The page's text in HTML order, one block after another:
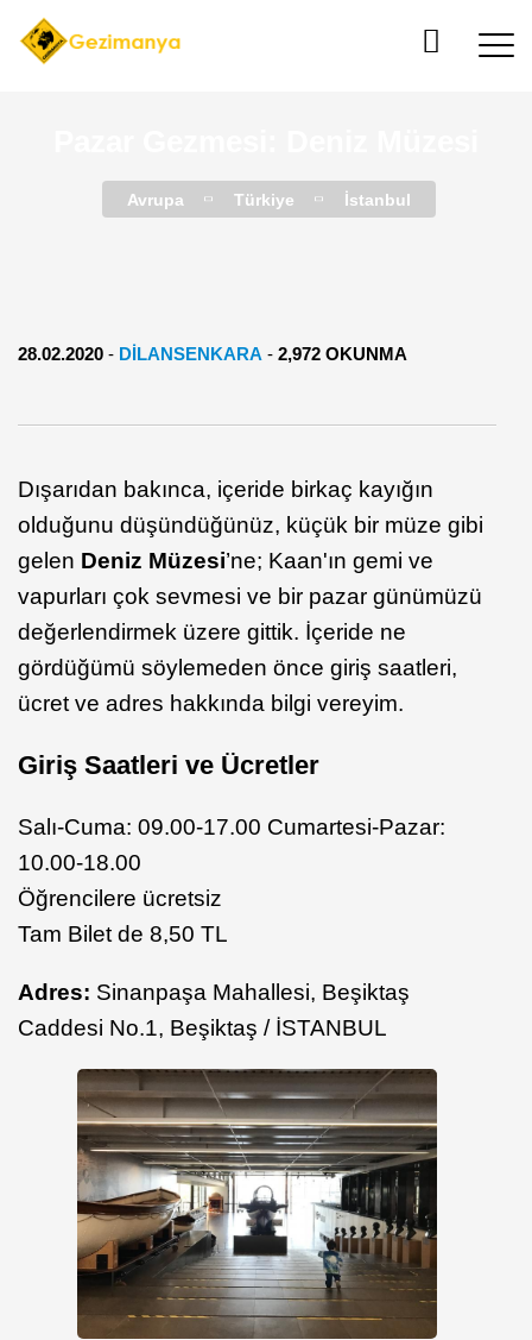
Avrupa Türkiye İstanbul
28.02.2020 - DILANSENKARA - 2,972 OKUNMA
Dışarıdan bakınca, içeride birkaç kayığın
olduğunu düşündüğünüz, küçük bir müze gibi
gelen Deniz Müzesi’ne; Kaan'ın gemi ve
vapurları çok sevmesi ve bir pazar günümüzü
değerlendirmek üzere gittik. İçeride ne
gördüğümü söylemeden önce giriş saatleri,
ücret ve adres hakkında bilgi vereyim.
Giriş Saatleri ve Ücretler
Salı-Cuma: 09.00-17.00 Cumartesi-Pazar:
10.00-18.00
Öğrencilere ücretsiz
Tam Bilet de 8,50 TL
Adres: Sinanpaşa Mahallesi, Beşiktaş
Caddesi No.1, Beşiktaş / İSTANBUL